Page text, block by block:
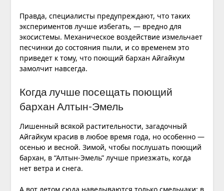
Правда, специалисты предупреждают, что таких
экспериментов лучше избегать, — вредно для
экосистемы. Механическое воздействие измельчает
песчинки до состояния пыли, и со временем это
приведет к тому, что поющий бархан Айгайкум
замолчит навсегда.
Когда лучше посещать поющий
бархан Алтын-Эмель
Лишенный всякой растительности, загадочный
Айгайкум красив в любое время года, но особенно —
осенью и весной. Зимой, чтобы послушать поющий
бархан, в “Алтын-Эмель” лучше приезжать, когда
нет ветра и снега.